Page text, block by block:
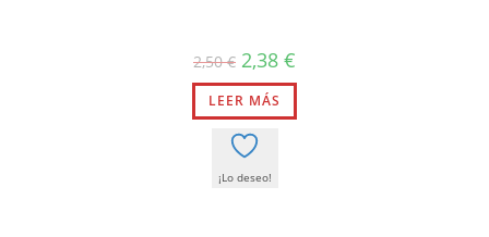
2,50€ El
precio
original
era:
2,50 €.
2,38 €
actual
2,38 €.
LEER MÁS
¡Lo deseo!